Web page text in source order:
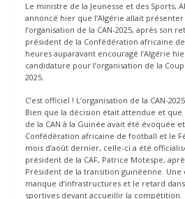
Le ministre de la Jeunesse et des Sports,
annoncé hier que l’Algérie allait
l’organisation de la CAN-2025, après son
président de la Confédération africaine
heures auparavant encouragé l’Algérie
candidature pour l’organisation de la
2025.
C’est officiel ! L’organisation de la CAN-
Bien que la décision était attendue et
de la CAN à la Guinée avait été évoquée
Confédération africaine de football et le
mois d’août dernier, celle-ci a été
président de la CAF, Patrice Motespe,
Président de la transition guinéenne.
manque d’infrastructures et le retard
sportives devant accueillir la compétition.